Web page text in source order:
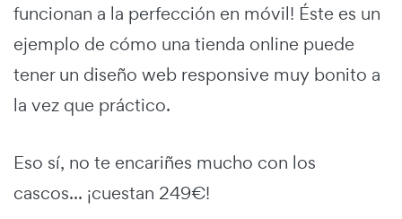
funcionan a la perfección en móvil! Éste es un
ejemplo de cómo una tienda online puede
tener un diseño web responsive muy bonito a
la vez que práctico.
Eso sí, no te encariñes mucho con los
cascos... ¡cuestan 249€!